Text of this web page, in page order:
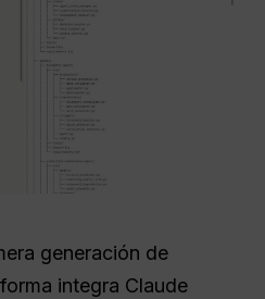
generación de
integra Claude